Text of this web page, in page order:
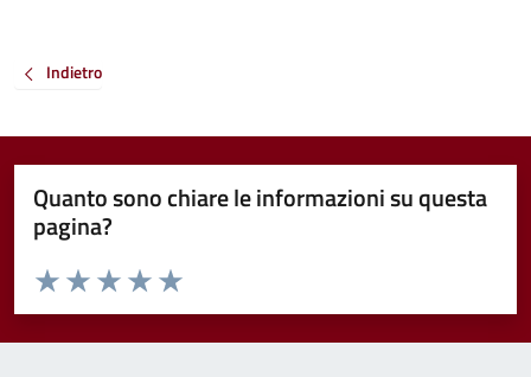
Indietro
Quanto sono chiare le informazioni su questa
pagina?
Valuta da 1 a 5 stelle la pagina
Valuta 5 stelle su 5
Valuta 4 stelle su 5
Valuta 3 stelle su 5
Valuta 2 stelle su 5
Valuta 1 stelle su 5